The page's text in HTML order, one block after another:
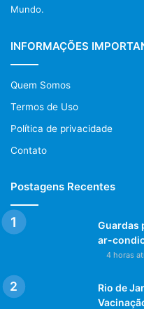
Mundo.
INFORMAÇÕES
Quem Somos
Termos de Uso
Política de privacidade
Contato
Postagens Recentes
Guardas
ar-
4 horas
Rio de